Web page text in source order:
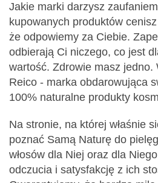
Jakie marki darzysz
kupowanych produktów
że odpowiemy za Ciebie.
odbierają Ci niczego, co jest
wartość. Zdrowie masz jedno.
Reico - marka obdarowująca
100% naturalne produkty
Na stronie, na której właśnie
poznać Samą Naturę do
włosów dla Niej oraz dla
odczucia i satysfakcję z ich